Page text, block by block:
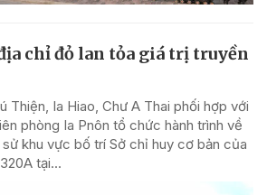
chỉ đỏ lan tỏa giá trị truyền
Thiện, Ia Hiao, Chư A Thai phối hợp với
phòng Ia Pnôn tổ chức hành trình về
khu vực bố trí Sở chỉ huy cơ bản của
tại...